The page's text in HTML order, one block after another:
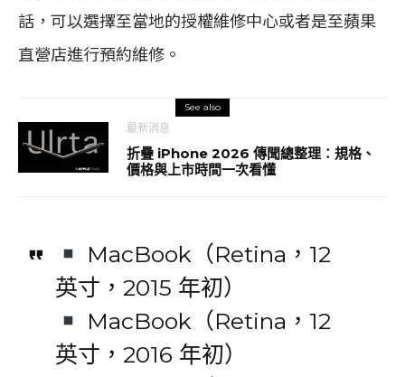
話，可以選擇至當地的授權維修中心或者是至蘋果
直營店進行預約維修。
See also
最新消息
折疊 iPhone 2026 傳聞總整理：規格、
價格與上市時間一次看懂
MacBook（Retina，12
英寸，2015 年初）
MacBook（Retina，12
英寸，2016 年初）